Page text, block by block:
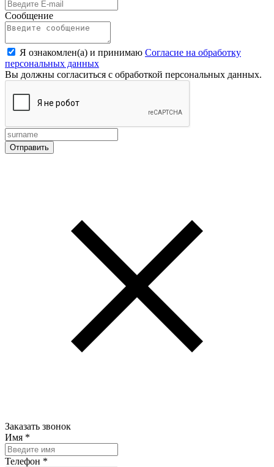
Сообщение
Я ознакомлен(а) и принимаю Согласие на обработку
персональных данных
Вы должны согласиться с обработкой персональных данных.
Заказать звонок
Имя *
Телефон *